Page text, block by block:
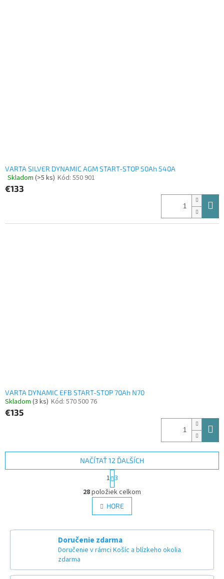
VARTA SILVER DYNAMIC AGM START-STOP 50Ah 540A
Priemerné
hodnotenie
z
Skladom (>5 ks) Kód: 550 901
€133
VARTA DYNAMIC EFB START-STOP 70Ah N70
Skladom (3 ks) Kód: 570 500 76
€135
O
v
l
á
c
i
p
NAČÍTAŤ 12 ĎALŠÍCH
S
t
r
á
n
k
v
a
n
1 3
28položiek celkom
HORE
Doručenie zdarma
Doručenie v rámci Košíc a blízkeho okolia
zdarma